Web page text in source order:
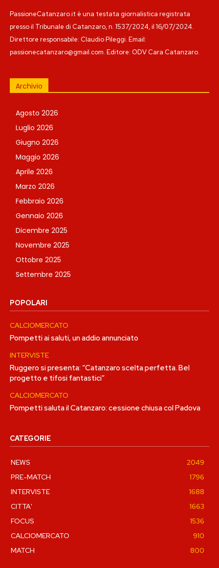
PassioneCatanzaro.it è una testata giornalistica registrata
presso il Tribunale di Catanzaro, n. 1537/2024, il 16/07/2024.
Direttore responsabile: Claudio Pileggi. Email:
passionecatanzaro@gmail.com. Editore: ODV Cara Catanzaro.
Archivio
Agosto 2026
Luglio 2026
Giugno 2026
Maggio 2026
Aprile 2026
Marzo 2026
Febbraio 2026
Gennaio 2026
Dicembre 2025
Novembre 2025
Ottobre 2025
Settembre 2025
POPOLARI
CALCIOMERCATO
Pompetti ai saluti, un addio annunciato
INTERVISTE
Ruggero si presenta: “Catanzaro scelta perfetta. Bel
progetto e tifosi fantastici”
CALCIOMERCATO
Pompetti saluta il Catanzaro: cessione chiusa col Padova
CATEGORIE
NEWS
2049
PRE-MATCH
1796
INTERVISTE
1688
CITTA'
1663
FOCUS
1536
CALCIOMERCATO
910
MATCH
800